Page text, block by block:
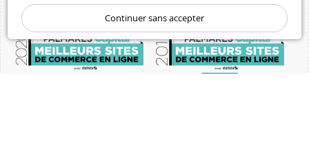
Continuer sans accepter